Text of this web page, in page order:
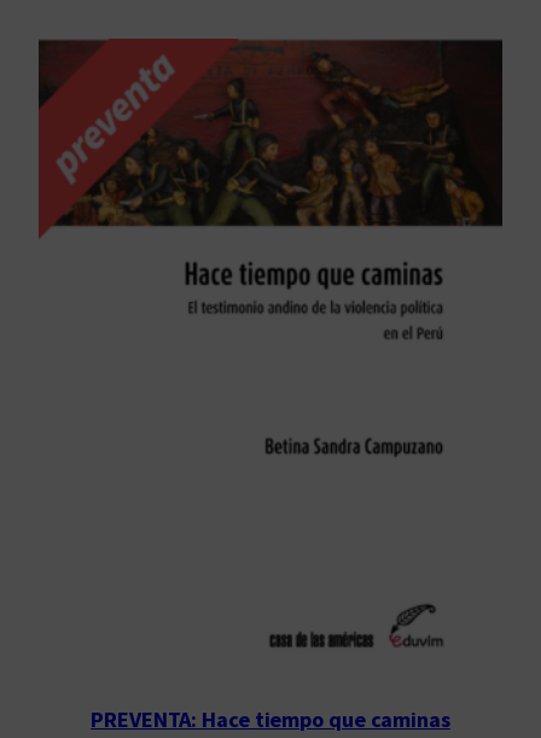
PREVENTA: Hace tiempo que caminas